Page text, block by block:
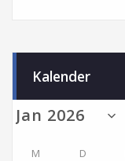
Kalender
M D